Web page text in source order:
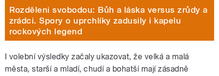
Rozděleni svobodou: Bůh a láska versus zrůdy a
zrádci. Spory o uprchlíky zadusily i kapelu
rockových legend
I volební výsledky začaly ukazovat, že velká a malá
města, starší a mladí, chudí a bohatší mají zásadně